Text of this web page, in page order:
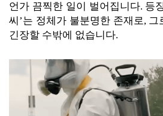
언가 끔찍한 일이 벌어집니다. 등
씨’는 정체가 불분명한 존재로,
긴장할 수밖에 없습니다.